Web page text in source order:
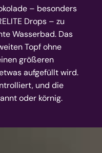
– besonders
Drops – zu
Wasserbad. Das
Topf ohne
größeren
aufgefüllt wird.
und die
oder körnig.